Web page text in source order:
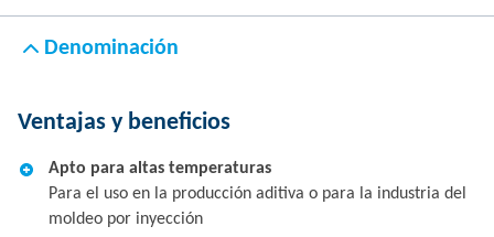
Denominación
Ventajas y beneficios
Apto para altas temperaturas
Para el uso en la producción aditiva o para la industria del
moldeo por inyección